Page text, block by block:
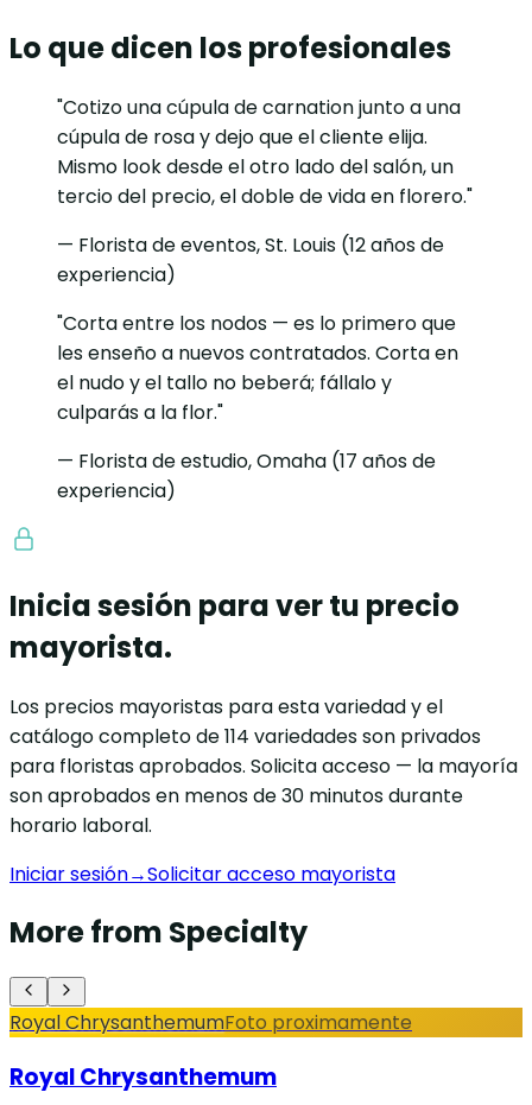
Lo que dicen los profesionales
"Cotizo una cúpula de carnation junto a una
cúpula de rosa y dejo que el cliente elija.
Mismo look desde el otro lado del salón, un
tercio del precio, el doble de vida en florero."
— Florista de eventos, St. Louis (12 años de
experiencia)
"Corta entre los nodos — es lo primero que
les enseño a nuevos contratados. Corta en
el nudo y el tallo no beberá; fállalo y
culparás a la flor."
— Florista de estudio, Omaha (17 años de
experiencia)
Inicia sesión para ver tu precio
mayorista.
Los precios mayoristas para esta variedad y el
catálogo completo de 114 variedades son privados
para floristas aprobados. Solicita acceso — la mayoría
son aprobados en menos de 30 minutos durante
horario laboral.
Iniciar sesión→Solicitar acceso mayorista
More from Specialty
Royal ChrysanthemumFoto proximamente
Royal Chrysanthemum